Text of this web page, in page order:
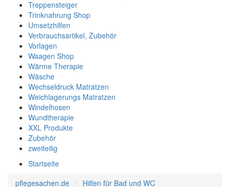
Treppensteiger
Trinknahrung Shop
Umsetzhilfen
Verbrauchsartikel, Zubehör
Vorlagen
Waagen Shop
Wärme Therapie
Wäsche
Wechseldruck Matratzen
Weichlagerungs Matratzen
Windelhosen
Wundtherapie
XXL Produkte
Zubehör
zweiteilig
Startseite
pflegesachen.de
Hilfen für Bad und WC